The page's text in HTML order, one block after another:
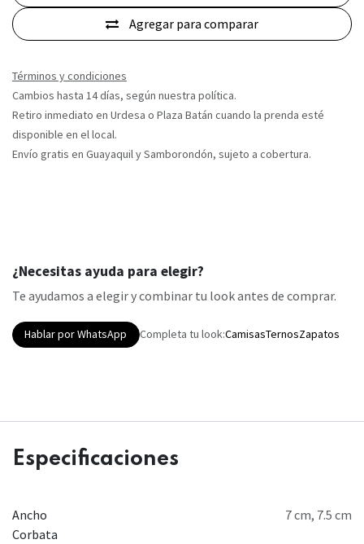
Agregar para comparar
Términos y condiciones
Cambios hasta 14 días, según nuestra política.
Retiro inmediato en Urdesa o Plaza Batán cuando la prenda esté
disponible en el local.
Envío gratis en Guayaquil y Samborondón, sujeto a cobertura.
¿Necesitas ayuda para elegir?
Te ayudamos a elegir y combinar tu look antes de comprar.
Hablar por WhatsApp Completa tu look:CamisasTernosZapatos
Especificaciones
Ancho
Corbata
7 cm, 7.5 cm